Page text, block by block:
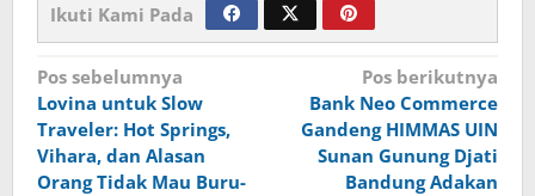
Ikuti Kami Pada
Navigasi
pos
Pos sebelumnya
Lovina untuk Slow
Traveler: Hot Springs,
Vihara, dan Alasan
Orang Tidak Mau Buru-
Pos berikutnya
Bank Neo Commerce
Gandeng HIMMAS UIN
Sunan Gunung Djati
Bandung Adakan